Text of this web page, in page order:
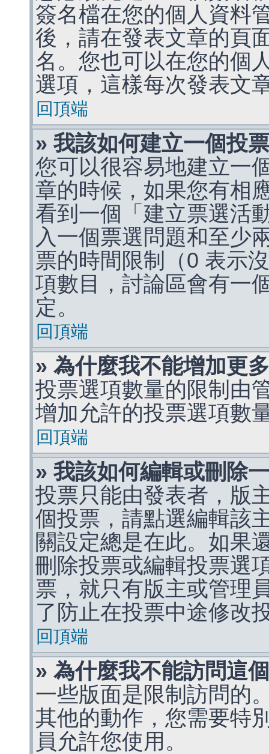
簽名檔在您的個人資料
後，請在發表文章的頁
名。您也可以在您的個
選項，這樣每次發表文
回頂端
» 我該如何建立一個投
您可以很容易地建立一
章的時候，如果您有相
看到一個「建立票選活
入一個票選問題和至少
票的時間限制（0 表示
項數目，討論區會有一
定。
回頂端
» 為什麼我不能增加更
投票選項數量的限制由
增加允許的投票選項數
回頂端
» 我該如何編輯或刪除
投票只能由發表者，版
個投票，請點選編輯該
關設定總是在此。如果
刪除投票或編輯投票選
票，就只有版主或管理
了防止在投票中途修改
回頂端
» 為什麼我不能訪問這
一些版面是限制訪問的
其他的動作，您需要特
員允許您使用。